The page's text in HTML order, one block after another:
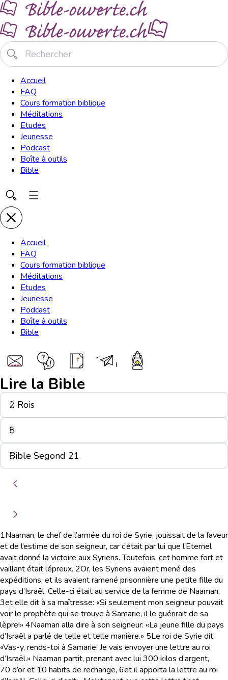
Accueil
FAQ
Cours formation biblique
Méditations
Etudes
Jeunesse
Podcast
Boîte à outils
Bible
Accueil
FAQ
Cours formation biblique
Méditations
Etudes
Jeunesse
Podcast
Boîte à outils
Bible
Lire la Bible
1Naaman, le chef de l’armée du roi de Syrie, jouissait de la faveur
et de l’estime de son seigneur, car c’était par lui que l’Eternel
avait donné la victoire aux Syriens. Toutefois, cet homme fort et
vaillant était lépreux. 2Or, les Syriens avaient mené des
expéditions, et ils avaient ramené prisonnière une petite fille du
pays d’Israël. Celle-ci était au service de la femme de Naaman,
3et elle dit à sa maîtresse: «Si seulement mon seigneur pouvait
voir le prophète qui se trouve à Samarie, il le guérirait de sa
lèpre!» 4Naaman alla dire à son seigneur: «La jeune fille du pays
d’Israël a parlé de telle et telle manière.» 5Le roi de Syrie dit:
«Vas-y, rends-toi à Samarie. Je vais envoyer une lettre au roi
d’Israël.» Naaman partit, prenant avec lui 300 kilos d’argent,
70 d’or et 10 habits de rechange, 6et il apporta la lettre au roi